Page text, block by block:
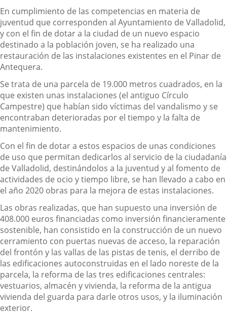
En cumplimiento de las competencias en materia de
juventud que corresponden al Ayuntamiento de Valladolid,
y con el fin de dotar a la ciudad de un nuevo espacio
destinado a la población joven, se ha realizado una
restauración de las instalaciones existentes en el Pinar de
Antequera.
Se trata de una parcela de 19.000 metros cuadrados, en la
que existen unas instalaciones (el antiguo Círculo
Campestre) que habían sido víctimas del vandalismo y se
encontraban deterioradas por el tiempo y la falta de
mantenimiento.
Con el fin de dotar a estos espacios de unas condiciones
de uso que permitan dedicarlos al servicio de la ciudadanía
de Valladolid, destinándolos a la juventud y al fomento de
actividades de ocio y tiempo libre, se han llevado a cabo en
el año 2020 obras para la mejora de estas instalaciones.
Las obras realizadas, que han supuesto una inversión de
408.000 euros financiadas como inversión financieramente
sostenible, han consistido en la construcción de un nuevo
cerramiento con puertas nuevas de acceso, la reparación
del frontón y las vallas de las pistas de tenis, el derribo de
las edificaciones autoconstruidas en el lado noreste de la
parcela, la reforma de las tres edificaciones centrales:
vestuarios, almacén y vivienda, la reforma de la antigua
vivienda del guarda para darle otros usos, y la iluminación
exterior.